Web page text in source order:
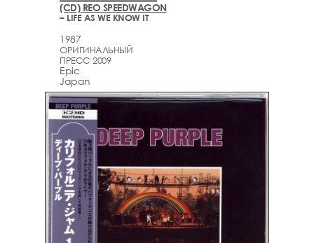
(CD) REO SPEEDWAGON
– LIFE AS WE KNOW IT
1987
ОРИГИНАЛЬНЫЙ
ПРЕСС 2009
Epic
Japan